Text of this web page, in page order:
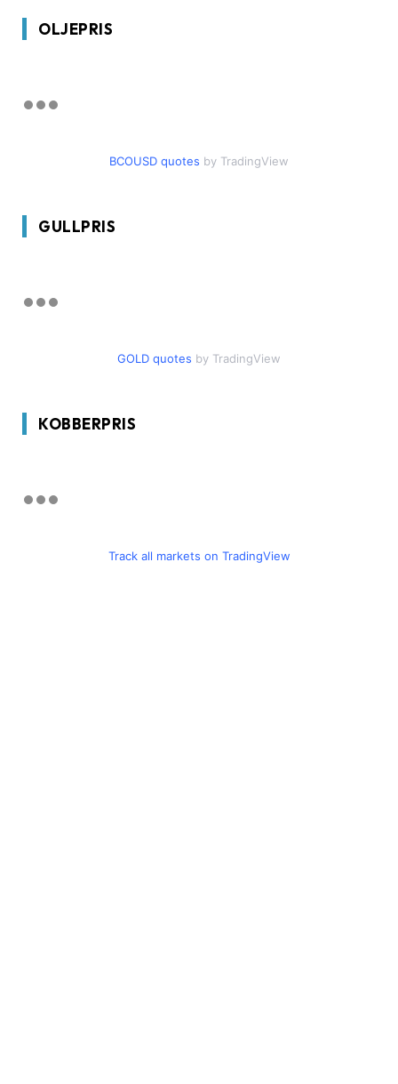
OLJEPRIS
BCOUSD quotes by TradingView
GULLPRIS
GOLD quotes by TradingView
KOBBERPRIS
Track all markets on TradingView